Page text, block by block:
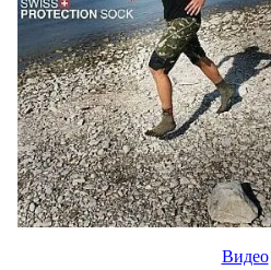
Видео